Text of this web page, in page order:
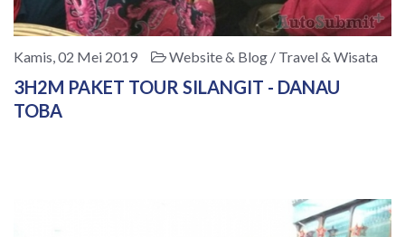
Kamis, 02 Mei 2019 Website & Blog / Travel & Wisata
3H2M PAKET TOUR SILANGIT - DANAU
TOBA